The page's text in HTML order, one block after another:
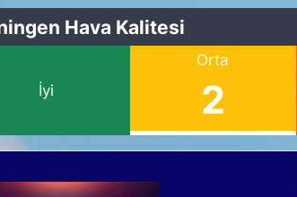
Hava Kalitesi
İyi
Orta
2